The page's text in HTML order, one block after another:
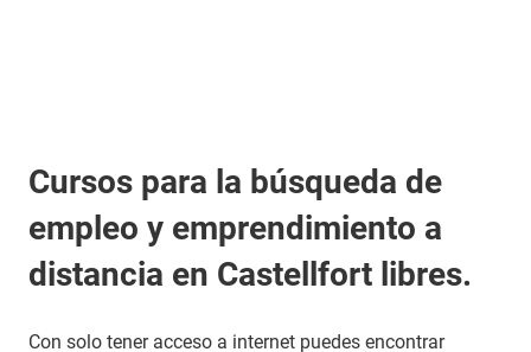
Cursos para la búsqueda de
empleo y emprendimiento a
distancia en Castellfort libres.
Con solo tener acceso a internet puedes encontrar